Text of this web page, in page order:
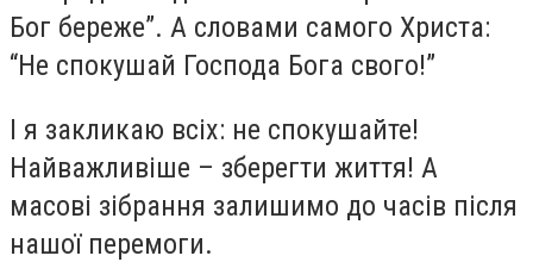
Бог береже”. А словами самого Христа:
“Не спокушай Господа Бога свого!”
І я закликаю всіх: не спокушайте!
Найважливіше – зберегти життя! А
масові зібрання залишимо до часів після
нашої перемоги.